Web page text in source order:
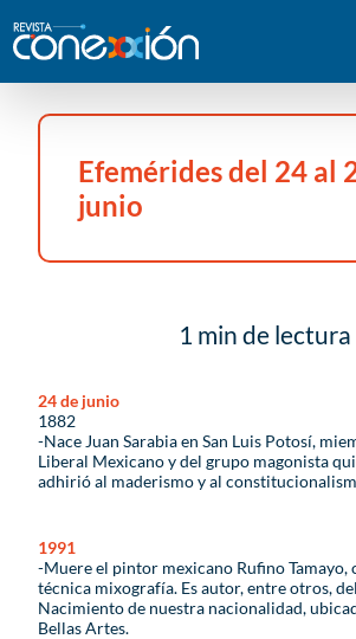
Efemérides del 24 al
junio
1 min de lectura
24 de junio
1882
-Nace Juan Sarabia en San Luis Potosí,
Liberal Mexicano y del grupo magonista
adhirió al maderismo y al
1991
-Muere el pintor mexicano Rufino Tamayo,
técnica mixografía. Es autor, entre otros,
Nacimiento de nuestra nacionalidad,
Bellas Artes.